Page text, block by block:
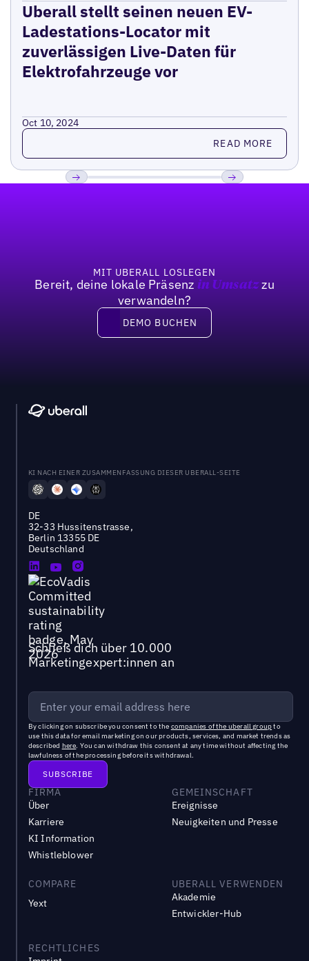
Uberall stellt seinen neuen EV-
Ladestations-Locator mit
zuverlässigen Live-Daten für
Elektrofahrzeuge vor
Oct 10, 2024
Read more READ MORE
MIT UBERALL LOSLEGEN
Bereit, deine lokale Präsenz in Umsatzzu
verwandeln?
DEMO BUCHEN
DEMO BUCHEN
KI NACH EINER ZUSAMMENFASSUNG DIESER UBERALL-SEITE
DE
32-33 Hussitenstrasse,
Berlin 13355 DE
Deutschland
Schließ dich über 10.000
Marketingexpert:innen an
By clicking on subscribe you consent to the companies of the uberall groupto
use this data for email marketing on our products, services, and market trends as
described here. You can withdraw this consent at any time without affecting the
lawfulness of the processing before its withdrawal.
FIRMA
Über
Karriere
KI Information
Whistleblower
GEMEINSCHAFT
Ereignisse
Neuigkeiten und Presse
COMPARE
Yext
UBERALL VERWENDEN
Akademie
Entwickler-Hub
RECHTLICHES